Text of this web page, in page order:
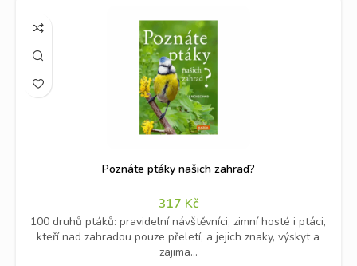
Poznáte ptáky našich zahrad?
317 Kč
100 druhů ptáků: pravidelní návštěvníci, zimní hosté i ptáci,
kteří nad zahradou pouze přeletí, a jejich znaky, výskyt a
zajima...